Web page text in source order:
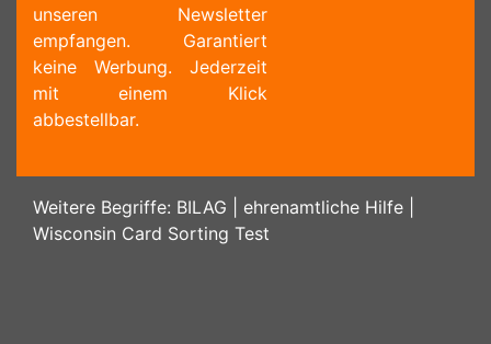
unseren Newsletter
empfangen. Garantiert
keine Werbung. Jederzeit
mit einem Klick
abbestellbar.
Weitere Begriffe: BILAG ehrenamtliche Hilfe
Wisconsin Card Sorting Test